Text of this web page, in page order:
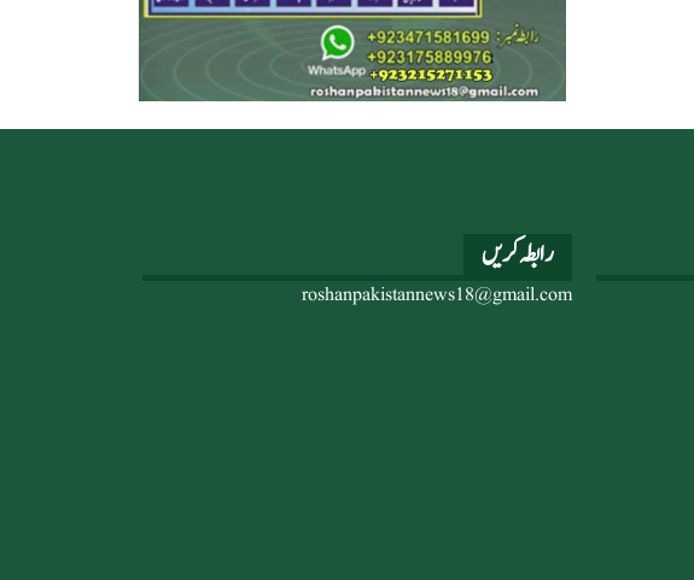
رابطہ کریں
roshanpakistannews18@gmail.com